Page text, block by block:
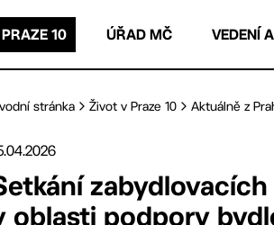
10 ÚŘAD MČ VEDENÍ
stránka Život v Praze 10 Aktuálně z
oblasti podpory